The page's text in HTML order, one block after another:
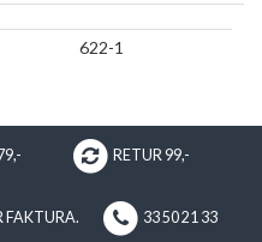
622-1
RETUR 99,-
FAKTURA. 33 50 21 33